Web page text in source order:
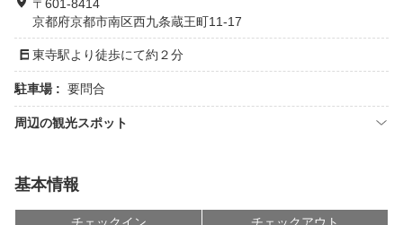
〒601-8414
京都府京都市南区西九条蔵王町11-17
東寺駅より徒歩にて約２分
駐車場 : 要問合
周辺の観光スポット
基本情報